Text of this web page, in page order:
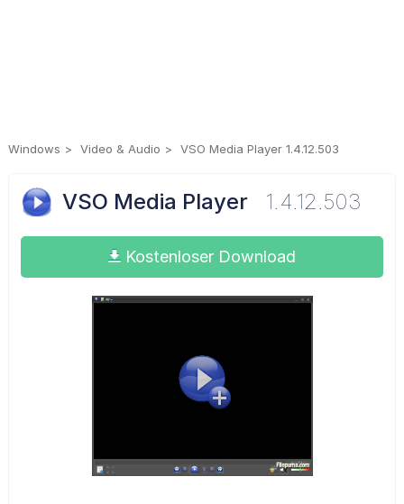
Windows Video & Audio VSO Media Player 1.4.12.503
VSO Media Player 1.4.12.503
Kostenloser Download